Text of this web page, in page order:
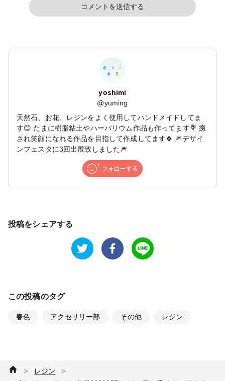
コメントを送信する
yoshimi
@yuming
天然石、お花、レジンをよく使用してハンドメイドしてま
す😊 たまに樹脂粘土やハーバリウム作品も作ってます💐 癒
され笑顔になれる作品を目指して作成してます🍀 🎆デザイ
ンフェスタに3回出展致しました🎆
投稿をシェアする
この投稿のタグ
春色 アクセサリー部 その他 レジン
＞ レジン ＞